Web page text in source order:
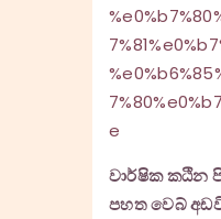
e
වාර්ෂික කඨින
පහත වෙබ්